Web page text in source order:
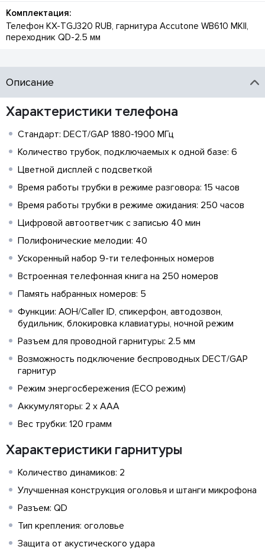
Комплектация:
Телефон KX-TGJ320 RUB, гарнитура Accutone WB610 MKII,
переходник QD-2.5 мм
Описание
Характеристики телефона
Стандарт: DECT/GAP 1880-1900 МГц
Количество трубок, подключаемых к одной базе: 6
Цветной дисплей с подсветкой
Время работы трубки в режиме разговора: 15 часов
Время работы трубки в режиме ожидания: 250 часов
Цифровой автоответчик с записью 40 мин
Полифонические мелодии: 40
Ускоренный набор 9-ти телефонных номеров
Встроенная телефонная книга на 250 номеров
Память набранных номеров: 5
Функции: АОН/Caller ID, спикерфон, автодозвон,
будильник, блокировка клавиатуры, ночной режим
Разъем для проводной гарнитуры: 2.5 мм
Возможность подключение беспроводных DECT/GAP
гарнитур
Режим энергосбережения (ECO режим)
Аккумуляторы: 2 х AAA
Вес трубки: 120 грамм
Характеристики гарнитуры
Количество динамиков: 2
Улучшенная конструкция оголовья и штанги микрофона
Разъем: QD
Тип крепления: оголовье
Защита от акустического удара